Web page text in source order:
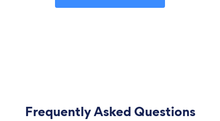
Frequently Asked Questions